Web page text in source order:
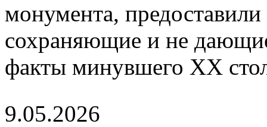
монумента,
сохраняющие и не
факты минувшего XX
9.05.2026